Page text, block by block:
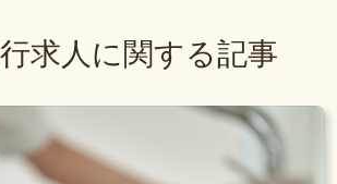
求人に関する記事